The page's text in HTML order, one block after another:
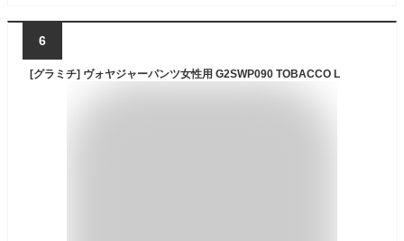
6
[グラミチ] ヴォヤジャーパンツ女性用 G2SWP090 TOBACCO L